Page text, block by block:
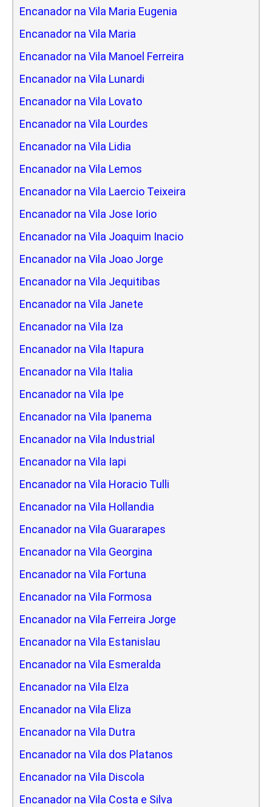
Encanador na Vila Maria Eugenia
Encanador na Vila Maria
Encanador na Vila Manoel Ferreira
Encanador na Vila Lunardi
Encanador na Vila Lovato
Encanador na Vila Lourdes
Encanador na Vila Lidia
Encanador na Vila Lemos
Encanador na Vila Laercio Teixeira
Encanador na Vila Jose Iorio
Encanador na Vila Joaquim Inacio
Encanador na Vila Joao Jorge
Encanador na Vila Jequitibas
Encanador na Vila Janete
Encanador na Vila Iza
Encanador na Vila Itapura
Encanador na Vila Italia
Encanador na Vila Ipe
Encanador na Vila Ipanema
Encanador na Vila Industrial
Encanador na Vila Iapi
Encanador na Vila Horacio Tulli
Encanador na Vila Hollandia
Encanador na Vila Guararapes
Encanador na Vila Georgina
Encanador na Vila Fortuna
Encanador na Vila Formosa
Encanador na Vila Ferreira Jorge
Encanador na Vila Estanislau
Encanador na Vila Esmeralda
Encanador na Vila Elza
Encanador na Vila Eliza
Encanador na Vila Dutra
Encanador na Vila dos Platanos
Encanador na Vila Discola
Encanador na Vila Costa e Silva